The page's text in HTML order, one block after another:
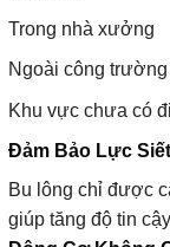
Trong nhà xưởng
Ngoài công trường
Khu vực chưa có
Đảm Bảo Lực
Bu lông chỉ được
giúp tăng độ tin